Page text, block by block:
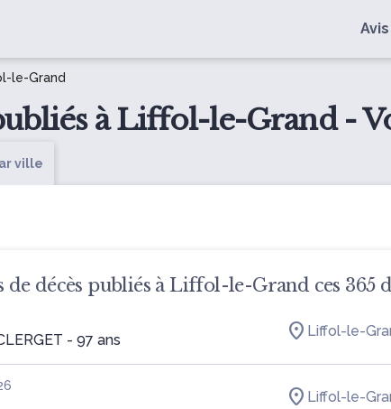
le-Grand
à Liffol-le-Grand -
ville
de décès publiés à Liffol-le-Grand ces 365
- 97 ans
Liffol-le-
Liffol-le-